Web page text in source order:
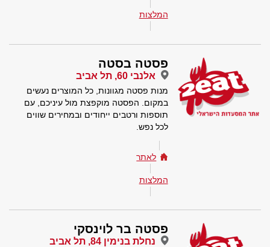
המלצות
פסטה בסטה
אלנבי 60, תל אביב
מנות פסטה מגוונות, כל המוצרים נעשים
במקום. הפסטה מוקפצת מול עיניכם, עם
תוספות ורטבים ייחודים ובמחירים שווים
לכל נפש.
לאתר
המלצות
פסטה בר לוינסקי
נחלת בנימין 84, תל אביב